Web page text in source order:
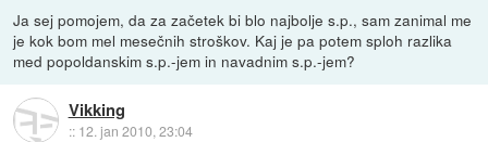
Ja sej pomojem, da za začetek bi blo najbolje s.p., sam zanimal me
je kok bom mel mesečnih stroškov. Kaj je pa potem sploh razlika
med popoldanskim s.p.-jem in navadnim s.p.-jem?
Vikking
:: 12. jan 2010, 23:04